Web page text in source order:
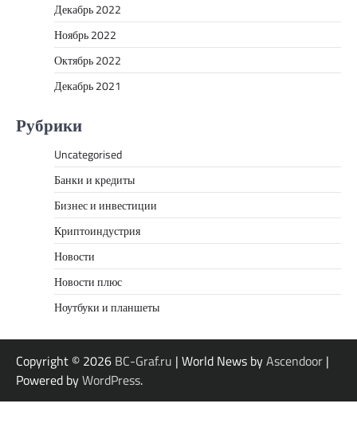
Декабрь 2022
Ноябрь 2022
Октябрь 2022
Декабрь 2021
Рубрики
Uncategorised
Банки и кредиты
Бизнес и инвестиции
Криптоиндустрия
Новости
Новости плюс
Ноутбуки и планшеты
Copyright © 2026 BC-Graf.ru | World News byAscendoor |
Powered byWordPress.